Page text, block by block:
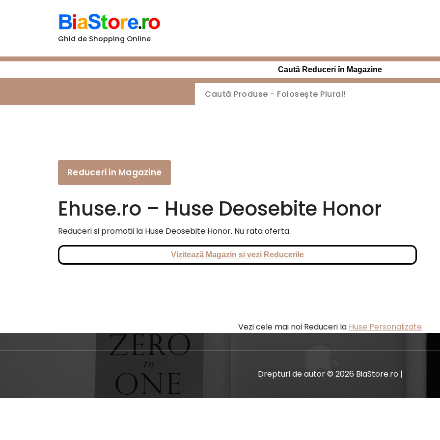
Ghid de Shopping Online
Caută Reduceri în Magazine
Reduceri in Magazine
Ehuse.ro – Huse Deosebite Honor
Reduceri si promotii la Huse Deosebite Honor. Nu rata oferta.
Vizitează Magazin si vezi Reducerile
Vezi cele mai noi Reduceri la Huse Personalizate
Drepturi de autor © 2026 BiaStore.ro |